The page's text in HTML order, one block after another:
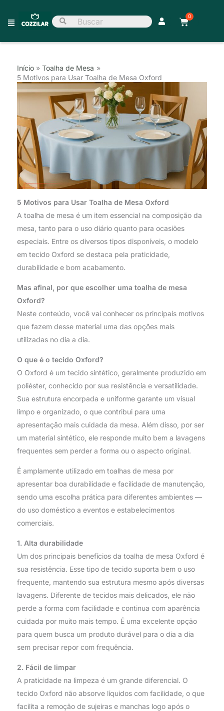
para
conteúdo
Main
Menu
Pesquisar
0
Carrinho
Início
Toalha de Mesa
5 Motivos para Usar Toalha de Mesa Oxford
5 Motivos para Usar Toalha de Mesa Oxford
A toalha de mesa é um item essencial na composição da
mesa, tanto para o uso diário quanto para ocasiões
especiais. Entre os diversos tipos disponíveis, o modelo
em tecido Oxford se destaca pela praticidade,
durabilidade e bom acabamento.
Mas afinal, por que escolher uma toalha de mesa
Oxford?
Neste conteúdo, você vai conhecer os principais motivos
que fazem desse material uma das opções mais
utilizadas no dia a dia.
O que é o tecido Oxford?
O Oxford é um tecido sintético, geralmente produzido em
poliéster, conhecido por sua resistência e versatilidade.
Sua estrutura encorpada e uniforme garante um visual
limpo e organizado, o que contribui para uma
apresentação mais cuidada da mesa. Além disso, por ser
um material sintético, ele responde muito bem a lavagens
frequentes sem perder a forma ou o aspecto original.
É amplamente utilizado em toalhas de mesa por
apresentar boa durabilidade e facilidade de manutenção,
sendo uma escolha prática para diferentes ambientes —
do uso doméstico a eventos e estabelecimentos
comerciais.
1. Alta durabilidade
Um dos principais benefícios da toalha de mesa Oxford é
sua resistência. Esse tipo de tecido suporta bem o uso
frequente, mantendo sua estrutura mesmo após diversas
lavagens. Diferente de tecidos mais delicados, ele não
perde a forma com facilidade e continua com aparência
cuidada por muito mais tempo. É uma excelente opção
para quem busca um produto durável para o dia a dia
sem precisar repor com frequência.
2. Fácil de limpar
A praticidade na limpeza é um grande diferencial. O
tecido Oxford não absorve líquidos com facilidade, o que
facilita a remoção de sujeiras e manchas logo após o